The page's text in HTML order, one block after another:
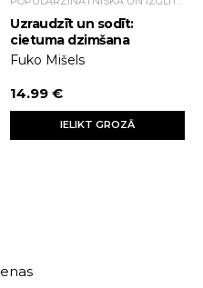
Uzraudzīt un sodīt:
cietuma dzimšana
Fuko Mišels
14.99 €
IELIKT GROZĀ